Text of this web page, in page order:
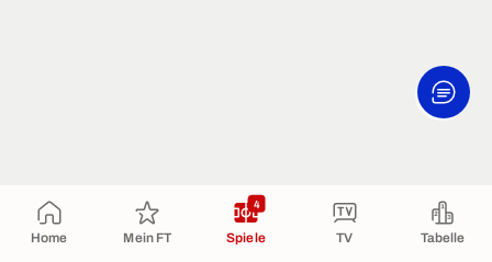
Home Mein FT Spiele
4
TV Tabelle